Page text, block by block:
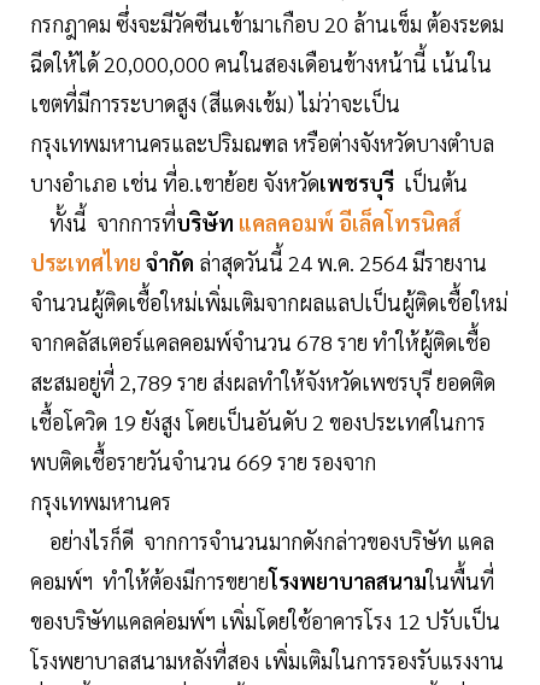
กรกฎาคม ซึ่งจะมีวัคซีนเข้ามาเกือบ 20 ล้านเข็ม ต้องระดม
ฉีดให้ได้ 20,000,000 คนในสองเดือนข้างหน้านี้ เน้นใน
เขตที่มีการระบาดสูง (สีแดงเข้ม) ไม่ว่าจะเป็น
กรุงเทพมหานครและปริมณฑล หรือต่างจังหวัดบางตำบล
บางอำเภอ เช่น ที่อ.เขาย้อย จังหวัดเพชรบุรี เป็นต้น
ทั้งนี้ จากการที่บริษัท แคลคอมพ์ อีเล็คโทรนิคส์
ประเทศไทย จำกัด ล่าสุดวันนี้ 24 พ.ค. 2564 มีรายงาน
จำนวนผู้ติดเชื้อใหม่เพิ่มเติมจากผลแลปเป็นผู้ติดเชื้อใหม่
จากคลัสเตอร์แคลคอมพ์จำนวน 678 ราย ทำให้ผู้ติดเชื้อ
สะสมอยู่ที่ 2,789 ราย ส่งผลทำให้จังหวัดเพชรบุรี ยอดติด
เชื้อโควิด 19 ยังสูง โดยเป็นอันดับ 2 ของประเทศในการ
พบติดเชื้อรายวันจำนวน 669 ราย รองจาก
กรุงเทพมหานคร
อย่างไรก็ดี จากการจำนวนมากดังกล่าวของบริษัท แคล
คอมพ์ฯ ทำให้ต้องมีการขยายโรงพยาบาลสนามในพื้นที่
ของบริษัทแคลค่อมพ์ฯ เพิ่มโดยใช้อาคารโรง 12 ปรับเป็น
โรงพยาบาลสนามหลังที่สอง เพิ่มเติมในการรองรับแรงงาน